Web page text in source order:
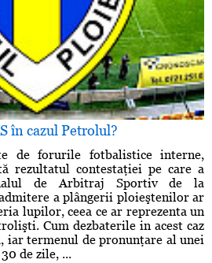
în cazul Petrolul?
de forurile fotbalistice interne,
rezultatul contestaţiei pe care a
de Arbitraj Sportiv de la
a plângerii ploieştenilor ar
lupilor, ceea ce ar reprezenta un
Cum dezbaterile in acest caz
iar termenul de pronunţare al unei
de zile, ...